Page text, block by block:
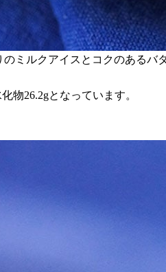
ミルクアイスとコクのあるバ
物26.2gとなっています。